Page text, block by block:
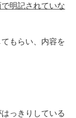
明記されていな
もらい、内容を
っきりしている